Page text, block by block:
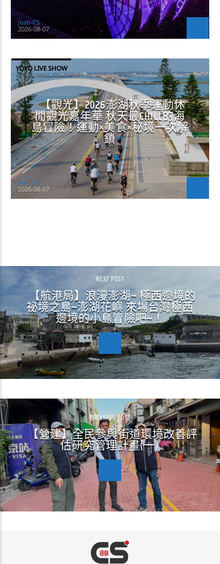
Jean-CS
2026-08-07
YOYO LIVE SHOW
【觀光】2026澎湖秋季運動休
閒觀光嘉年華 秋天最CHILL的海
島冒險！運動×美食×秘境一次解
鎖
Jean-CS
2026-08-07
NEXT POST
【航港局】浪漫澎湖~ 極西邊境的
祕境之島~澎湖花嶼 來場台灣極西
邊境的小島冒險吧~！
PREVIOUS POST
【營建】全民參與街道環境改善評
估研究管理計畫(一)